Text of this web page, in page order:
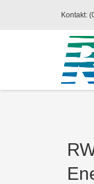
Kontakt: